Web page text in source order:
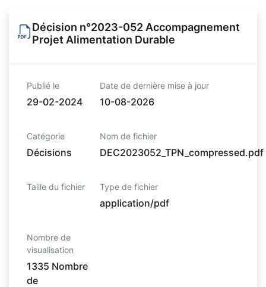
Décision n°2023-052 Accompagnement
Projet Alimentation Durable
Publié le
29-02-2024
Date de dernière mise à jour
10-08-2026
Catégorie
Décisions
Nom de fichier
DEC2023052_TPN_compressed.pdf
Taille du fichier Type de fichier
application/pdf
Nombre de
visualisation
1335 Nombre
de